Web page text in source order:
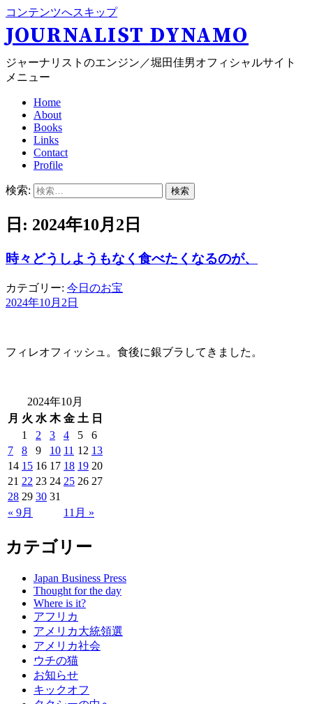
コンテンツへスキップ
JOURNALIST DYNAMO
ジャーナリストのエンジン／堀田佳男オフィシャルサイト
メニュー
Home
About
Books
Links
Contact
Profile
検索:
日: 2024年10月2日
時々どうしようもなく食べたくなるのが、
カテゴリー: 今日のお宝
2024年10月2日
フィレオフィッシュ。食後に銀ブラしてきました。
2024年10月
月 火 水 木 金 土 日
« 9月 11月 »
1 2 3 4 5
6
7
8 9 10 11 12 13
14 15 16 17 18 19 20
21 22 23 24 25 26 27
28 29 30 31
カテゴリー
Japan Business Press
Thought for the day
Where is it?
アフリカ
アメリカ大統領選
アメリカ社会
ウチの猫
お知らせ
キックオフ